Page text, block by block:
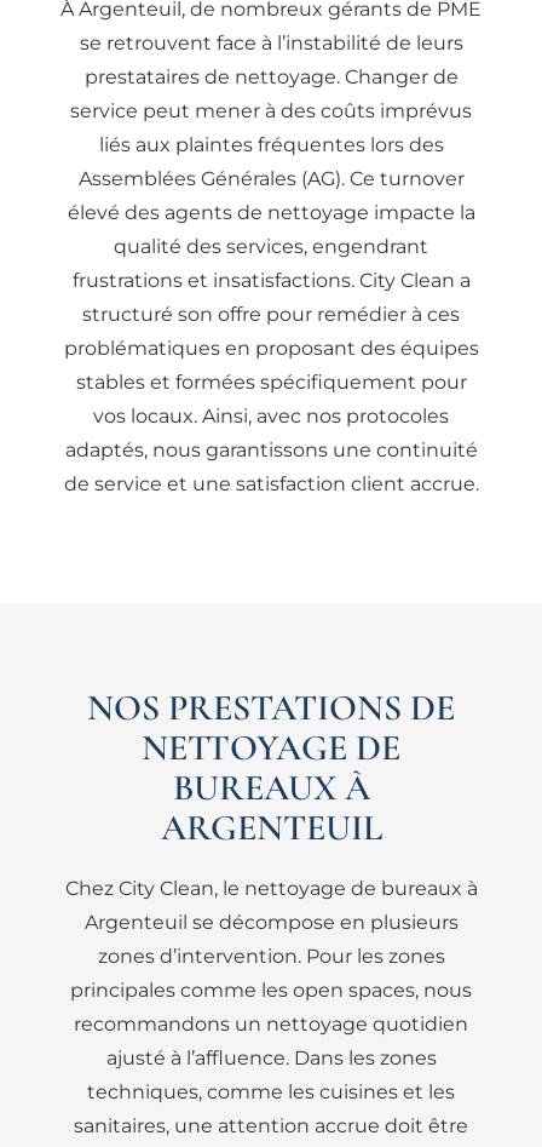
À Argenteuil, de nombreux gérants de PME
se retrouvent face à l’instabilité de leurs
prestataires de nettoyage. Changer de
service peut mener à des coûts imprévus
liés aux plaintes fréquentes lors des
Assemblées Générales (AG). Ce turnover
élevé des agents de nettoyage impacte la
qualité des services, engendrant
frustrations et insatisfactions. City Clean a
structuré son offre pour remédier à ces
problématiques en proposant des équipes
stables et formées spécifiquement pour
vos locaux. Ainsi, avec nos protocoles
adaptés, nous garantissons une continuité
de service et une satisfaction client accrue.
NOS PRESTATIONS DE
NETTOYAGE DE
BUREAUX À
ARGENTEUIL
Chez City Clean, le nettoyage de bureaux à
Argenteuil se décompose en plusieurs
zones d’intervention. Pour les zones
principales comme les open spaces, nous
recommandons un nettoyage quotidien
ajusté à l’affluence. Dans les zones
techniques, comme les cuisines et les
sanitaires, une attention accrue doit être